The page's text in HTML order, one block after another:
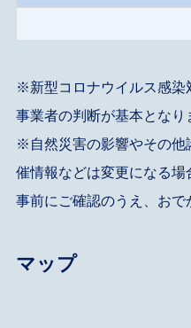
※新型コロナウイルス感染
事業者の判断が基本となり
※自然災害の影響やその他
催情報などは変更になる
事前にご確認のうえ、おで
マップ